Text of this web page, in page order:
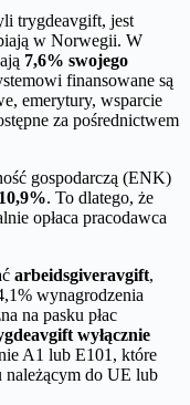
trygdeavgift, jest
w Norwegii. W
7,6% swojego
finansowane są
emerytury, wsparcie
za pośrednictwem
gospodarczą (ENK)
10,9%. To dlatego, że
opłaca pracodawca
arbeidsgiveravgift,
wynagrodzenia
na pasku płac
wyłącznie
A1 lub E101, które
należącym do UE lub